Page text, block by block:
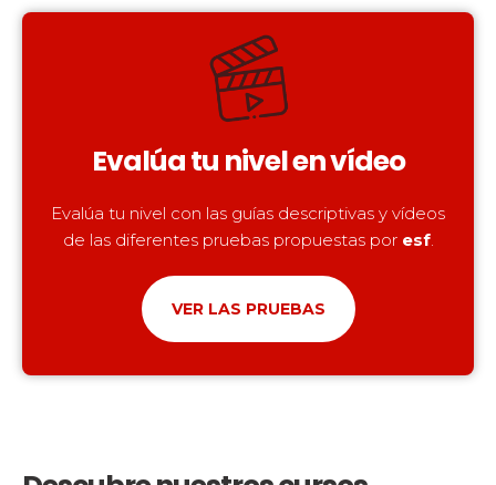
Evalúa tu nivel en vídeo
Evalúa tu nivel con las guías descriptivas y vídeos
de las diferentes pruebas propuestas por esf.
VER LAS PRUEBAS